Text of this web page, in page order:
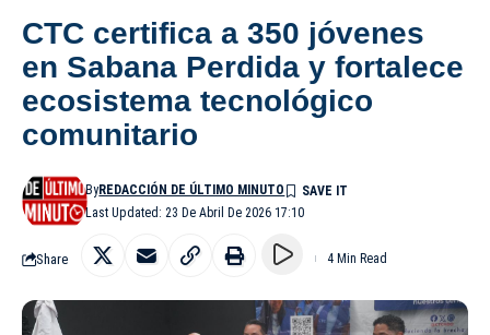
CTC certifica a 350 jóvenes
en Sabana Perdida y fortalece
ecosistema tecnológico
comunitario
Last Updated: 23 De Abril De 2026 17:10
ByREDACCIÓN DE ÚLTIMO MINUTO
Share 4 Min Read